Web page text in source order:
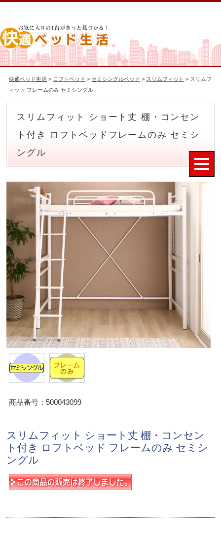
快適ベッド生活 > ロフトベッド >セミシングルベッド > スリムフィット > スリムフ
ィット フレームのみ セミシングル
スリムフィット ショート丈 棚・コンセン
ト付き ロフトベッドフレームのみ セミシ
ングル
商品番号：500043099
スリムフィット ショート丈 棚・コンセン
ト付き ロフトベッド フレームのみ セミシ
ングル